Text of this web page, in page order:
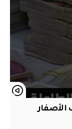
الأصفار